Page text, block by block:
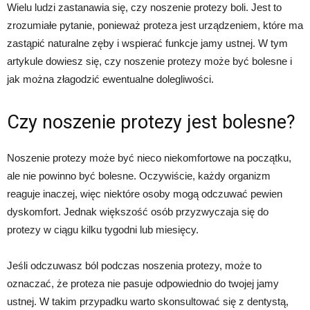
Wielu ludzi zastanawia się, czy noszenie protezy boli. Jest to
zrozumiałe pytanie, ponieważ proteza jest urządzeniem, które ma
zastąpić naturalne zęby i wspierać funkcje jamy ustnej. W tym
artykule dowiesz się, czy noszenie protezy może być bolesne i
jak można złagodzić ewentualne dolegliwości.
Czy noszenie protezy jest bolesne?
Noszenie protezy może być nieco niekomfortowe na początku,
ale nie powinno być bolesne. Oczywiście, każdy organizm
reaguje inaczej, więc niektóre osoby mogą odczuwać pewien
dyskomfort. Jednak większość osób przyzwyczaja się do
protezy w ciągu kilku tygodni lub miesięcy.
Jeśli odczuwasz ból podczas noszenia protezy, może to
oznaczać, że proteza nie pasuje odpowiednio do twojej jamy
ustnej. W takim przypadku warto skonsultować się z dentystą,